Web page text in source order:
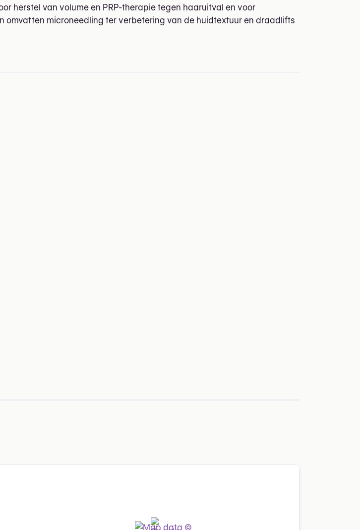
herstel van volume en PRP-therapie tegen haaruitval en voor
omvatten microneedling ter verbetering van de huidtextuur en draadlifts